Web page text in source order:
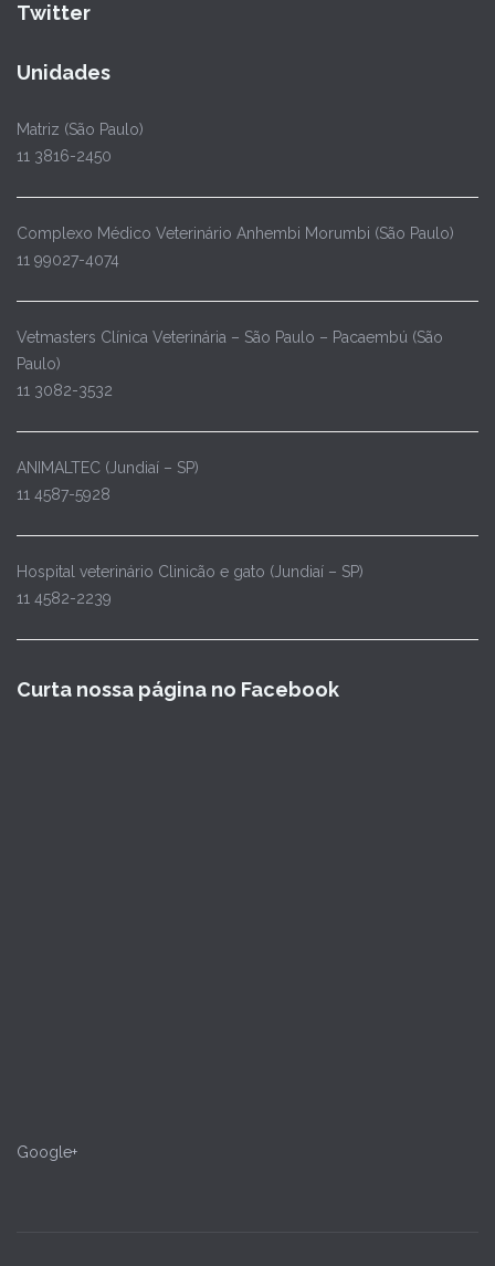
Twitter
Unidades
Matriz (São Paulo)
11 3816-2450
Complexo Médico Veterinário Anhembi Morumbi (São Paulo)
11 99027-4074
Vetmasters Clínica Veterinária – São Paulo – Pacaembú (São
Paulo)
11 3082-3532
ANIMALTEC (Jundiaí – SP)
11 4587-5928
Hospital veterinário Clinicão e gato (Jundiaí – SP)
11 4582-2239
Curta nossa página no Facebook
Google+